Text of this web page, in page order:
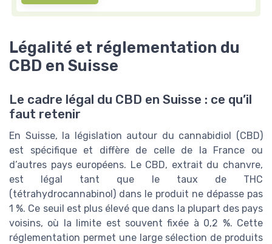
Légalité et réglementation du
CBD en Suisse
Le cadre légal du CBD en Suisse : ce qu’il
faut retenir
En Suisse, la législation autour du cannabidiol (CBD)
est spécifique et diffère de celle de la France ou
d’autres pays européens. Le CBD, extrait du chanvre,
est légal tant que le taux de THC
(tétrahydrocannabinol) dans le produit ne dépasse pas
1 %. Ce seuil est plus élevé que dans la plupart des pays
voisins, où la limite est souvent fixée à 0,2 %. Cette
réglementation permet une large sélection de produits